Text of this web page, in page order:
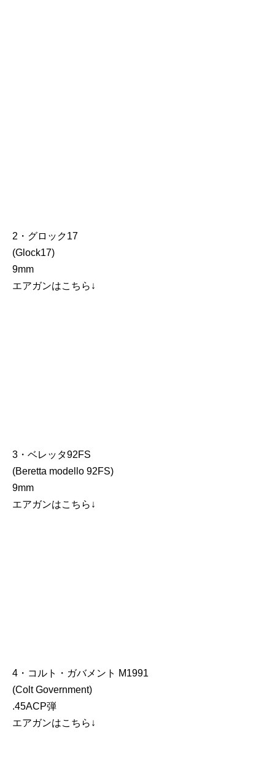
2・グロック17
(Glock17)
9mm
エアガンはこちら↓
3・ベレッタ92FS
(Beretta modello 92FS)
9mm
エアガンはこちら↓
4・コルト・ガバメント M1991
(Colt Government)
.45ACP弾
エアガンはこちら↓